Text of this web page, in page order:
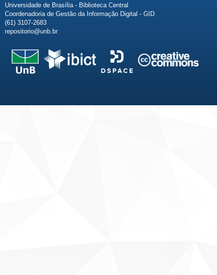
Universidade de Brasília - Biblioteca Central
Coordenadoria de Gestão da Informação Digital - GID
(61) 3107-2683
repositorio@unb.br